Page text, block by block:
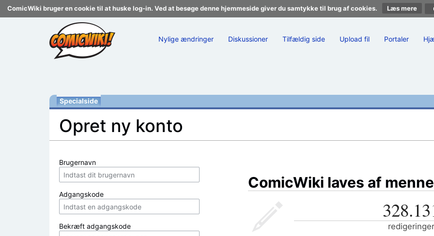
ComicWiki bruger en cookie til at huske log-in. Ved at besøge denne hjemmeside giver du samtykke til brug af cookies. Læs mere
Nylige ændringer Diskussioner Tilfældig side Upload fil Portaler
Specialside
Opret ny konto
Brugernavn
Adgangskode
Bekræft adgangskode
ComicWiki laves af
redigeringer